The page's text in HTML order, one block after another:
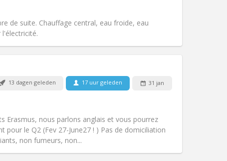
de suite. Chauffage central, eau froide, eau
Andere
13 dagen geleden 17 uur geleden 31 jan
Erasmus, nous parlons anglais et vous pourrez
pour le Q2 (Fev 27-June27 ! ) Pas de domiciliation
non fumeurs, non...
Andere
Sfeer: Rustig, hartelijk, ernstig,
Rookvrij
Huisdieren: Nee